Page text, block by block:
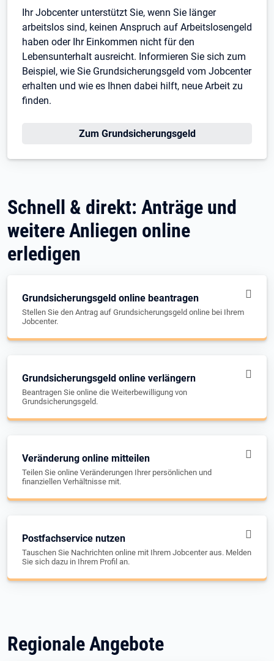
Ihr Jobcenter unterstützt Sie, wenn Sie länger
arbeitslos sind, keinen Anspruch auf Arbeitslosengeld
haben oder Ihr Einkommen nicht für den
Lebensunterhalt ausreicht. Informieren Sie sich zum
Beispiel, wie Sie Grundsicherungsgeld vom Jobcenter
erhalten und wie es Ihnen dabei hilft, neue Arbeit zu
finden.
Zum Grundsicherungsgeld
Schnell & direkt: Anträge und
weitere Anliegen online
erledigen
Grundsicherungsgeld online beantragen
Stellen Sie den Antrag auf Grundsicherungsgeld online bei Ihrem
Jobcenter.
Grundsicherungsgeld online verlängern
Beantragen Sie online die Weiterbewilligung von
Grundsicherungsgeld.
Veränderung online mitteilen
Teilen Sie online Veränderungen Ihrer persönlichen und
finanziellen Verhältnisse mit.
Postfachservice nutzen
Tauschen Sie Nachrichten online mit Ihrem Jobcenter aus. Melden
Sie sich dazu in Ihrem Profil an.
Regionale Angebote